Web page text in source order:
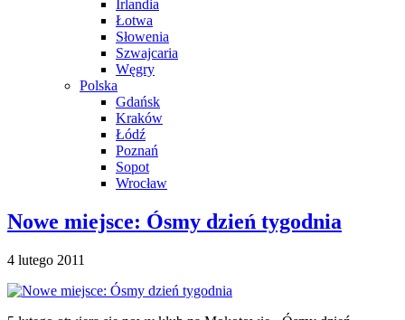
Irlandia
Łotwa
Słowenia
Szwajcaria
Węgry
Polska
Gdańsk
Kraków
Łódź
Poznań
Sopot
Wrocław
Nowe miejsce: Ósmy dzień tygodnia
4 lutego 2011